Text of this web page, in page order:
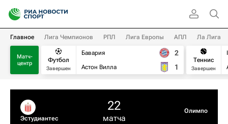
Главное Лига Чемпионов РПЛ Лига Европы АПЛ Ла Лига
Матч-
центр
Футбол
Завершен
Бавария
Астон Вилла
2
1
Теннис
Завершен
Эстудиантес
22
матча
Олимпо